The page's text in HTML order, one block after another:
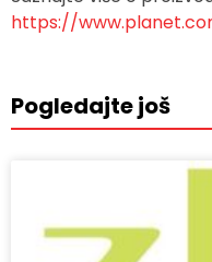
https://
Pogledajte još